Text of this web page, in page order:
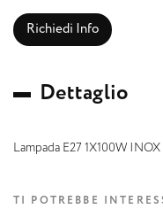
Richiedi Info
Dettaglio
Lampada E27 1X100W INOX
TI POTREBBE